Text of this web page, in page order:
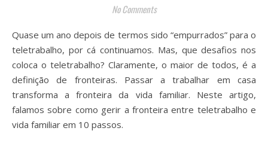
No Comments
Quase um ano depois de termos sido “empurrados” para o
teletrabalho, por cá continuamos. Mas, que desafios nos
coloca o teletrabalho?⁣ Claramente, o maior de todos, é a
definição de fronteiras. Passar a trabalhar em casa
transforma a fronteira da vida familiar. ⁣Neste artigo,
falamos sobre como gerir a fronteira entre teletrabalho e
vida familiar em 10 passos⁣.